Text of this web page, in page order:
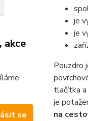
akce
se
je
je
Pouzdro
tlačítka
je
na